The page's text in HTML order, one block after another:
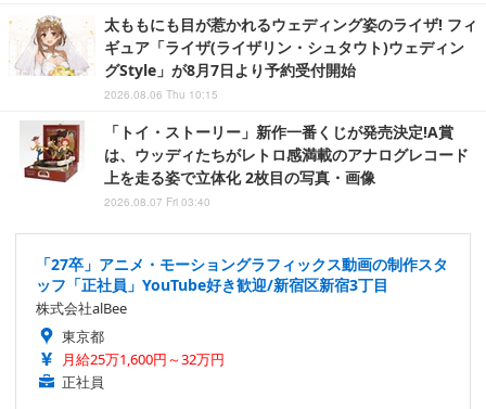
太ももにも目が惹かれるウェディング姿のライザ! フィ
ギュア「ライザ(ライザリン・シュタウト)ウェディン
グStyle」が8月7日より予約受付開始
2026.08.06 Thu 10:15
「トイ・ストーリー」新作一番くじが発売決定!A賞
は、ウッディたちがレトロ感満載のアナログレコード
上を走る姿で立体化 2枚目の写真・画像
2026.08.07 Fri 03:40
「27卒」アニメ・モーショングラフィックス動画の制作スタ
ッフ「正社員」YouTube好き歓迎/新宿区新宿3丁目
株式会社alBee
東京都
月給25万1,600円～32万円
正社員